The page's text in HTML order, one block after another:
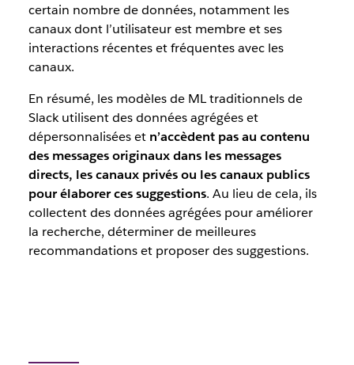
certain nombre de données, notamment les
canaux dont l’utilisateur est membre et ses
interactions récentes et fréquentes avec les
canaux.
En résumé, les modèles de ML traditionnels de
Slack utilisent des données agrégées et
dépersonnalisées et n’accèdent pas au contenu
des messages originaux dans les messages
directs, les canaux privés ou les canaux publics
pour élaborer ces suggestions. Au lieu de cela, ils
collectent des données agrégées pour améliorer
la recherche, déterminer de meilleures
recommandations et proposer des suggestions.